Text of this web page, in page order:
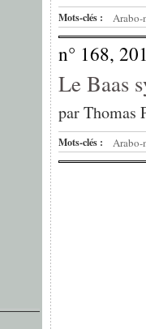
Mots-clés : Arabo-
n° 168,
Le Baas
parThomas
Mots-clés : Arabo-